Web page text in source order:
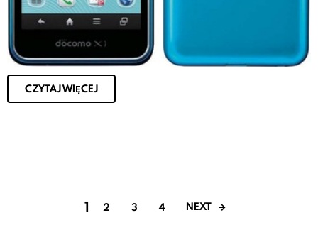
CZYTAJ WIĘCEJ
1 2 3 4 NEXT